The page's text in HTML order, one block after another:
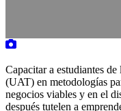
Capacitar a estudiantes
(UAT) en metodologías
negocios viables y en el
después tutelen a